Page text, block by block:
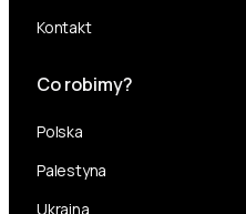
Kontakt
Co robimy?
Polska
Palestyna
Ukraina